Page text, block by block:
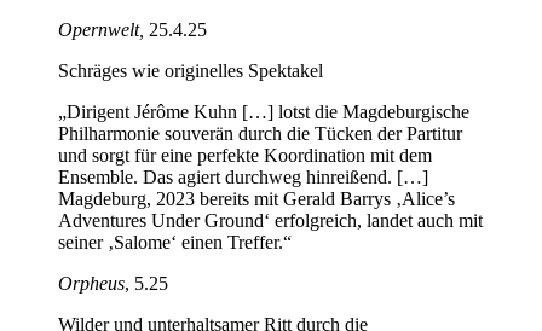
Opernwelt, 25.4.25
Schräges wie originelles Spektakel
„Dirigent Jérôme Kuhn […] lotst die Magdeburgische
Philharmonie souverän durch die Tücken der Partitur
und sorgt für eine perfekte Koordination mit dem
Ensemble. Das agiert durchweg hinreißend. […]
Magdeburg, 2023 bereits mit Gerald Barrys ‚Alice’s
Adventures Under Ground‘ erfolgreich, landet auch mit
seiner ‚Salome‘ einen Treffer.“
Orpheus, 5.25
Wilder und unterhaltsamer Ritt durch die